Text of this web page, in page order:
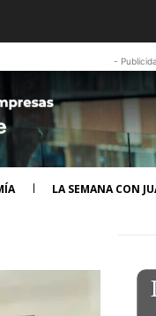
-
LA SEMANA CON